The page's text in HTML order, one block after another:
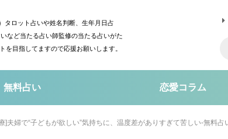
タロット占いや姓名判断、生年月日占
など当たる占い師監修の当たる占いがた
を目指してますので応援お願いします。
無料占い 恋愛コラム
]夫婦で“子どもが欲しい”気持ちに、温度差がありすぎて苦しい-無料占